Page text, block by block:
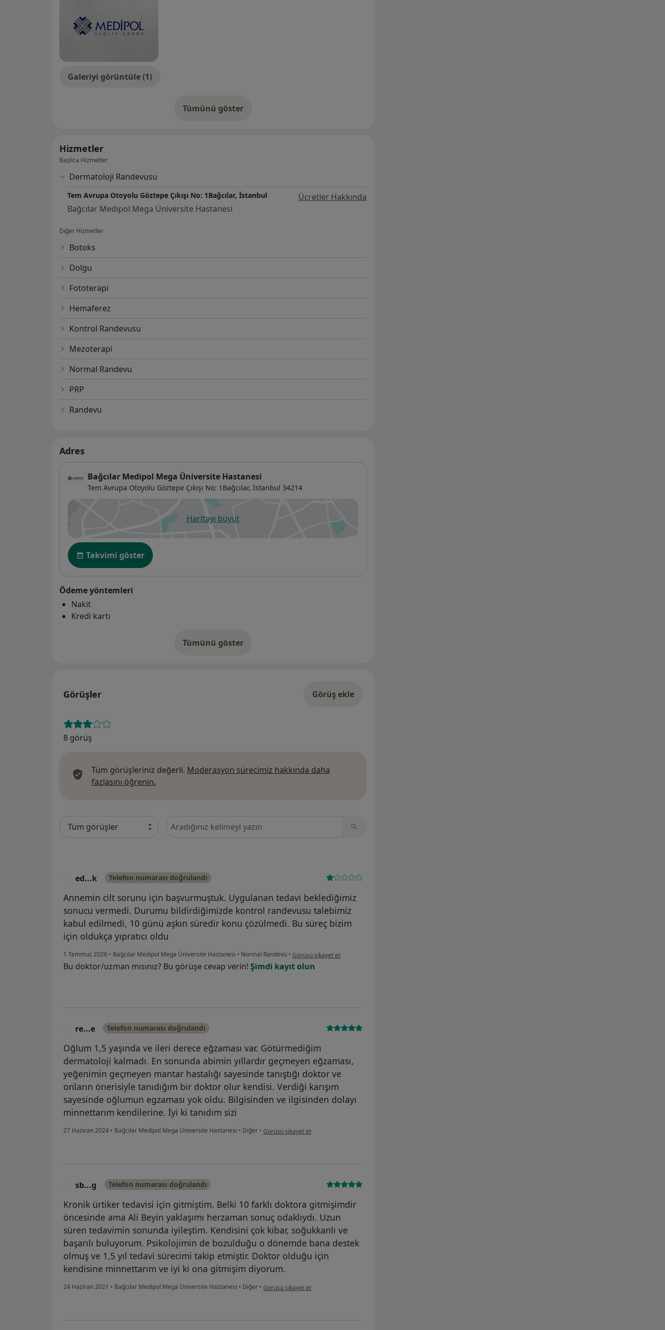
Galeriyi görüntüle (1)
Tümünü gösterdeneyim hakkında
Hizmetler
Başlıca Hizmetler
Dermatoloji Randevusu
Tem Avrupa Otoyolu Göztepe Çıkışı No: 1Bağcılar, İstanbul
Ücretler Hakkında
Bağcılar Medipol Mega Üniversite Hastanesi
Diğer Hizmetler
Botoks
Dolgu
Fototerapi
Hemaferez
Kontrol Randevusu
Mezoterapi
Normal Randevu
PRP
Randevu
Adres
Bağcılar Medipol Mega Üniversite Hastanesi
Tem Avrupa Otoyolu Göztepe Çıkışı No: 1Bağcılar, İstanbul 34214
Haritayı büyüt
yeni bir sekmede açılır
Uygunluk
Takvimi göster
Ödeme yöntemleri
Nakit
Kredi kartı
Tümünü göster
adres hakkında
Görüşler Görüş ekle
8 görüş
Tüm görüşleriniz değerli. Moderasyon sürecimiz hakkında daha
fazlasını öğrenin.
Görüşler içerisinde ara
ed...k Telefon numarası doğrulandı
Annemin cilt sorunu için başvurmuştuk. Uygulanan tedavi beklediğimiz
sonucu vermedi. Durumu bildirdiğimizde kontrol randevusu talebimiz
kabul edilmedi, 10 günü aşkın süredir konu çözülmedi. Bu süreç bizim
için oldukça yıpratıcı oldu
1 Temmuz 2026 • Bağcılar Medipol Mega Üniversite Hastanesi • Normal Randevu • kullanıcının görüşüne göre ed...k
Görüşü şikayet et
Bu doktor/uzman mısınız? Bu görüşe cevap verin! Şimdi kayıt olun
re...e Telefon numarası doğrulandı
Oğlum 1,5 yaşında ve ileri derece eğzaması var. Götürmediğim
dermatoloji kalmadı. En sonunda abimin yıllardır geçmeyen eğzaması,
yeğenimin geçmeyen mantar hastalığı sayesinde tanıştığı doktor ve
onların önerisiyle tanıdığım bir doktor olur kendisi. Verdiği karışım
sayesinde oğlumun egzaması yok oldu. Bilgisinden ve ilgisinden dolayı
minnettarım kendilerine. İyi ki tanıdım sizi
27 Haziran 2024 • Bağcılar Medipol Mega Üniversite Hastanesi • Diğer • kullanıcının görüşüne göre re...e
Görüşü şikayet et
sb...g Telefon numarası doğrulandı
Kronik ürtiker tedavisi için gitmiştim. Belki 10 farklı doktora gitmişimdir
öncesinde ama Ali Beyin yaklaşımı herzaman sonuç odaklıydı. Uzun
süren tedavimin sonunda iyileştim. Kendisini çok kibar, soğukkanlı ve
başarılı buluyorum. Psikolojimin de bozulduğu o dönemde bana destek
olmuş ve 1,5 yıl tedavi sürecimi takip etmiştir. Doktor olduğu için
kendisine minnettarım ve iyi ki ona gitmişim diyorum.
24 Haziran 2021 • Bağcılar Medipol Mega Üniversite Hastanesi • Diğer • kullanıcının görüşüne göre sb...g
Görüşü şikayet et